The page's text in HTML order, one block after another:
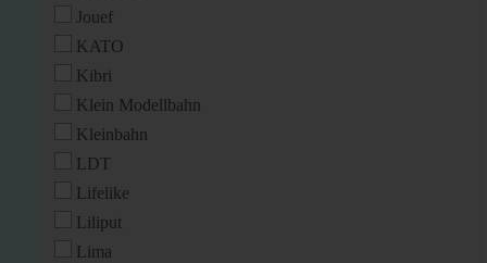
Jouef
KATO
Kibri
Klein Modellbahn
Kleinbahn
LDT
Lifelike
Liliput
Lima